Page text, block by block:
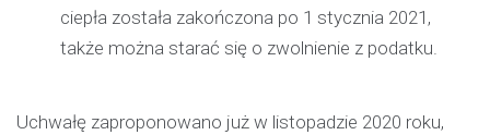
ciepła została zakończona po 1 stycznia 2021,
także można starać się o zwolnienie z podatku.
Uchwałę zaproponowano już w listopadzie 2020 roku,